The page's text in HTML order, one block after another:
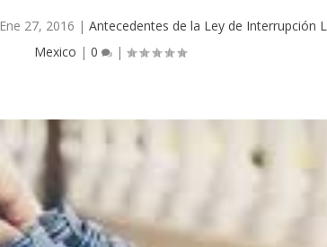
Ene 27, 2016 |Antecedentes de la Ley de Interrupción
Mexico |0 |